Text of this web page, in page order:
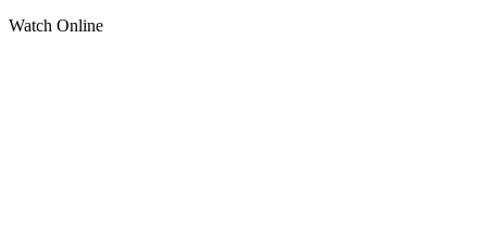
Watch Online